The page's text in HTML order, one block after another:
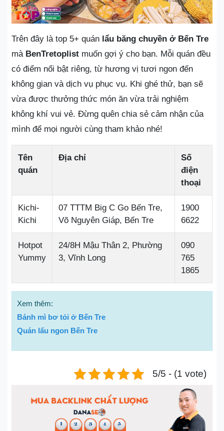
Trên đây là top 5+ quán lẩu băng chuyền ở Bến Tre
mà BenTretoplist muốn gợi ý cho bạn. Mỗi quán đều
có điểm nổi bật riêng, từ hương vị tươi ngon đến
không gian và dịch vụ phục vụ. Khi ghé thử, bạn sẽ
vừa được thưởng thức món ăn vừa trải nghiệm
không khí vui vẻ. Đừng quên chia sẻ cảm nhận của
mình để mọi người cùng tham khảo nhé!
Tên
quán
Địa chỉ
Số
điện
thoại
Kichi-
Kichi
07 TTTM Big C Go Bến Tre,
Võ Nguyên Giáp, Bến Tre
1900
6622
Hotpot
Yummy
24/8H Mậu Thân 2, Phường
3, Vĩnh Long
090
765
1865
Xem thêm:
Bánh mì bơ tỏi ở Bến Tre
Quán lẩu ngon Bến Tre
5/5 - (1 vote)